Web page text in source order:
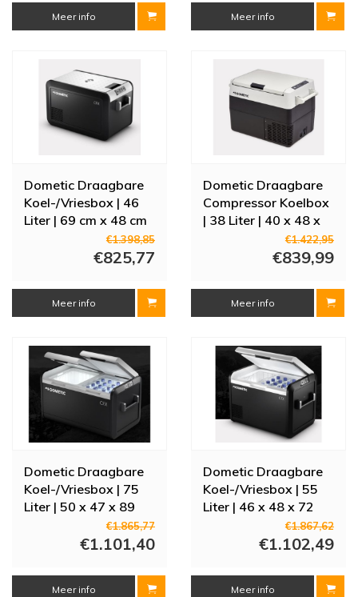
Meer info Meer info
Dometic Draagbare
Koel-/Vriesbox | 46
Liter | 69 cm x 48 cm
x 40 cm | CFX3 45
€1.398,85
€825,77
Meer info
Dometic Draagbare
Compressor Koelbox
| 38 Liter | 40 x 48 x
59 cm | CFF 45€1.422,95
€839,99
Meer info
Dometic Draagbare
Koel-/Vriesbox | 75
Liter | 50 x 47 x 89
cm | CFX3 75DZ | 2
€1.865,77
€1.101,40
Meer info
Dometic Draagbare
Koel-/Vriesbox | 55
Liter | 46 x 48 x 72
€1.867,62
€1.102,49
Meer info